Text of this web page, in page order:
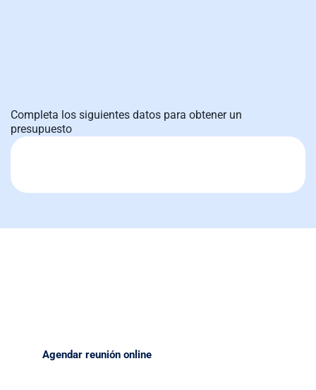
Completa los siguientes datos para obtener un
presupuesto
Agendar reunión online